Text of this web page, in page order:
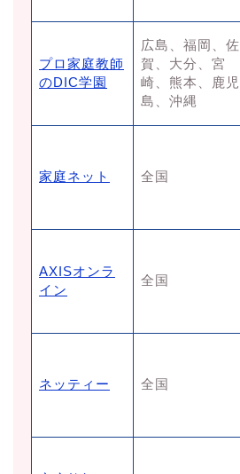
プロ家庭教師
のDIC学園
広島、福岡、佐
賀、大分、宮
崎、熊本、鹿児
島、沖縄
家庭ネット 全国
AXISオンラ
イン
全国
ネッティー 全国